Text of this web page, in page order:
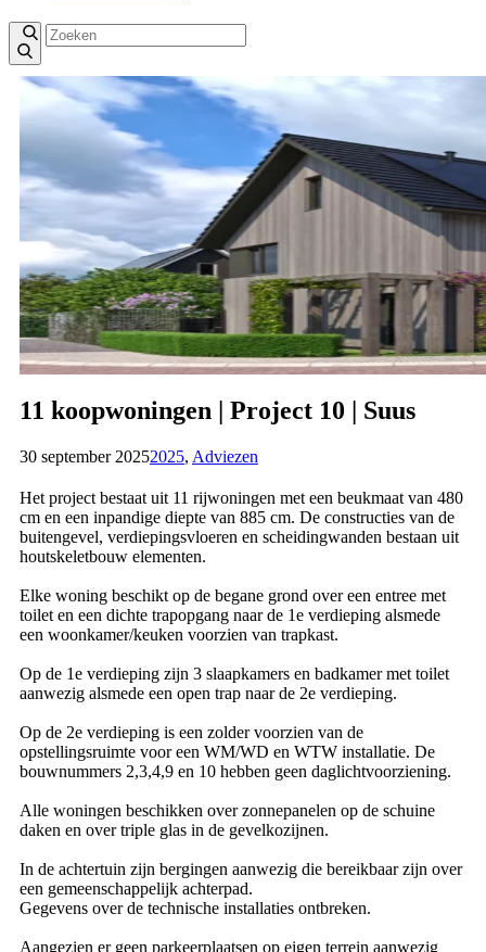
11 koopwoningen | Project 10 | Suus
30 september 20252025, Adviezen
Het project bestaat uit 11 rijwoningen met een beukmaat van 480
cm en een inpandige diepte van 885 cm. De constructies van de
buitengevel, verdiepingsvloeren en scheidingwanden bestaan uit
houtskeletbouw elementen.
Elke woning beschikt op de begane grond over een entree met
toilet en een dichte trapopgang naar de 1e verdieping alsmede
een woonkamer/keuken voorzien van trapkast.
Op de 1e verdieping zijn 3 slaapkamers en badkamer met toilet
aanwezig alsmede een open trap naar de 2e verdieping.
Op de 2e verdieping is een zolder voorzien van de
opstellingsruimte voor een WM/WD en WTW installatie. De
bouwnummers 2,3,4,9 en 10 hebben geen daglichtvoorziening.
Alle woningen beschikken over zonnepanelen op de schuine
daken en over triple glas in de gevelkozijnen.
In de achtertuin zijn bergingen aanwezig die bereikbaar zijn over
een gemeenschappelijk achterpad.
Gegevens over de technische installaties ontbreken.
Aangezien er geen parkeerplaatsen op eigen terrein aanwezig